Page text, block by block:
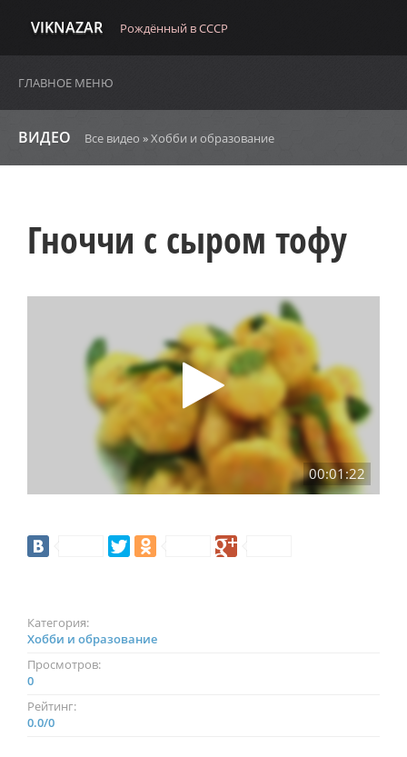
VIKNAZAR Рождённый в СССР
ГЛАВНОЕ МЕНЮ
ВИДЕО Все видео »Хобби и образование
Гноччи с сыром тофу
00:01:22
Категория:
Хобби и образование
Просмотров:
0
Рейтинг:
0.0/0